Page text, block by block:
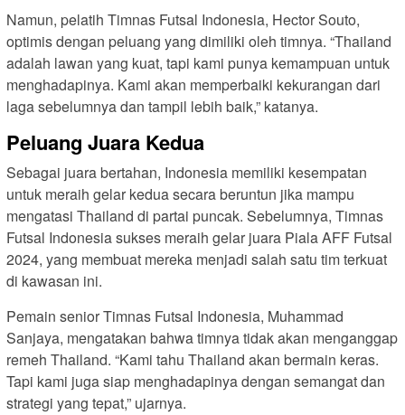
Namun, pelatih Timnas Futsal Indonesia, Hector Souto,
optimis dengan peluang yang dimiliki oleh timnya. “Thailand
adalah lawan yang kuat, tapi kami punya kemampuan untuk
menghadapinya. Kami akan memperbaiki kekurangan dari
laga sebelumnya dan tampil lebih baik,” katanya.
Peluang Juara Kedua
Sebagai juara bertahan, Indonesia memiliki kesempatan
untuk meraih gelar kedua secara beruntun jika mampu
mengatasi Thailand di partai puncak. Sebelumnya, Timnas
Futsal Indonesia sukses meraih gelar juara Piala AFF Futsal
2024, yang membuat mereka menjadi salah satu tim terkuat
di kawasan ini.
Pemain senior Timnas Futsal Indonesia, Muhammad
Sanjaya, mengatakan bahwa timnya tidak akan menganggap
remeh Thailand. “Kami tahu Thailand akan bermain keras.
Tapi kami juga siap menghadapinya dengan semangat dan
strategi yang tepat,” ujarnya.